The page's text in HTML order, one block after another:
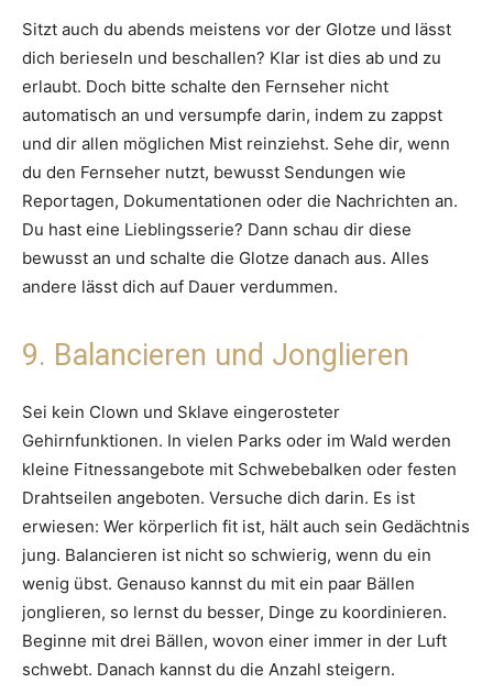
Sitzt auch du abends meistens vor der Glotze und lässt
dich berieseln und beschallen? Klar ist dies ab und zu
erlaubt. Doch bitte schalte den Fernseher nicht
automatisch an und versumpfe darin, indem zu zappst
und dir allen möglichen Mist reinziehst. Sehe dir, wenn
du den Fernseher nutzt, bewusst Sendungen wie
Reportagen, Dokumentationen oder die Nachrichten an.
Du hast eine Lieblingsserie? Dann schau dir diese
bewusst an und schalte die Glotze danach aus. Alles
andere lässt dich auf Dauer verdummen.
9. Balancieren und Jonglieren
Sei kein Clown und Sklave eingerosteter
Gehirnfunktionen. In vielen Parks oder im Wald werden
kleine Fitnessangebote mit Schwebebalken oder festen
Drahtseilen angeboten. Versuche dich darin. Es ist
erwiesen: Wer körperlich fit ist, hält auch sein Gedächtnis
jung. Balancieren ist nicht so schwierig, wenn du ein
wenig übst. Genauso kannst du mit ein paar Bällen
jonglieren, so lernst du besser, Dinge zu koordinieren.
Beginne mit drei Bällen, wovon einer immer in der Luft
schwebt. Danach kannst du die Anzahl steigern.